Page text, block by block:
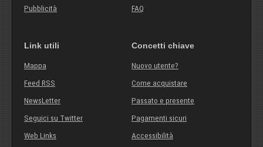
Pubblicità
FAQ
Link utili
Mappa
Feed RSS
NewsLetter
Seguici su Twitter
Web Links
Concetti chiave
Nuovo utente?
Come acquistare
Passato e presente
Pagamenti sicuri
Accessibilità